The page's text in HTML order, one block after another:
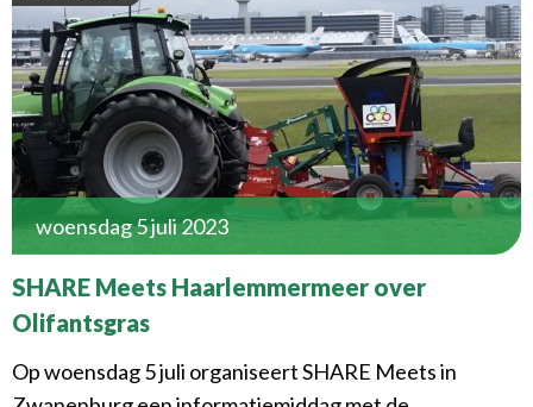
woensdag 5 juli 2023
SHARE Meets Haarlemmermeer over
Olifantsgras
Op woensdag 5 juli organiseert SHARE Meets in